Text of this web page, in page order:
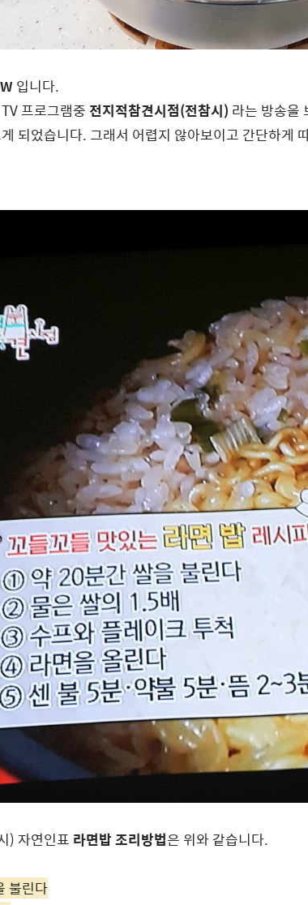
입니다.
프로그램중전지적참견시점(전참시) 라는 방송을
되었습니다. 그래서 어렵지 않아보이고 간단하게
) 자연인표 라면밥 조리방법은 위와 같습니다.
불린다